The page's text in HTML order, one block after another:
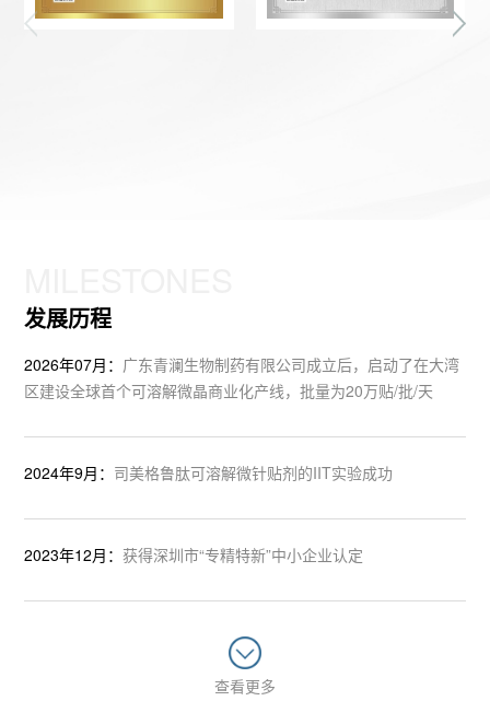
发展历程
2026年07月： 广东青澜生物制药有限公司成立后，启动了在大湾
区建设全球首个可溶解微晶商业化产线，批量为20万贴/批/天
2024年9月： 司美格鲁肽可溶解微针贴剂的IIT实验成功
2023年12月： 获得深圳市“专精特新”中小企业认定
查看更多